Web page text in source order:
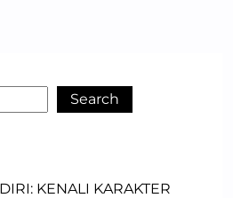
Search
KENALI KARAKTER